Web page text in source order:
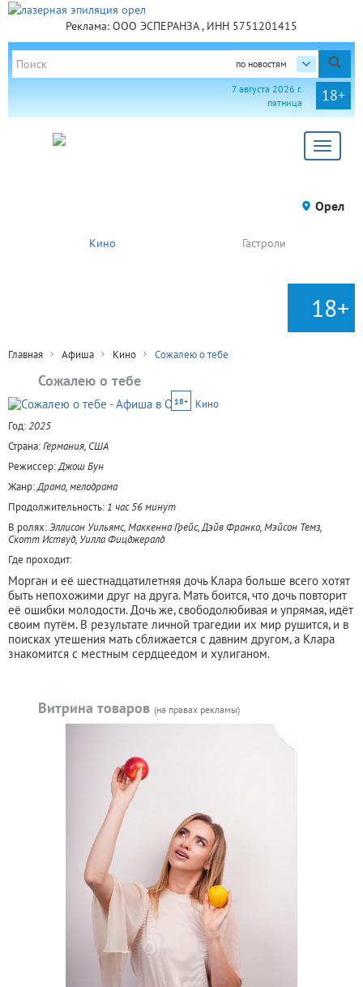
Реклама: ООО ЭСПЕРАНЗА , ИНН 5751201415
по новостям
18+
7 августа 2026 г.
пятница
Toggle
Орел
Кино Гастроли
18+
Главная Афиша Кино Сожалею о тебе
Сожалею о тебе
18+
Кино
Год:2025
Страна:Германия, США
Режиссер:Джош Бун
Жанр:Драма, мелодрама
Продолжительность: 1 час 56 минут
В ролях:Эллисон Уильямс, Маккенна Грейс, Дэйв Франко, Мэйсон Темз,
Скотт Иствуд, Уилла Фицджералд
Где проходит:
Морган и её шестнадцатилетняя дочь Клара больше всего хотят
быть непохожими друг на друга. Мать боится, что дочь повторит
её ошибки молодости. Дочь же, свободолюбивая и упрямая, идёт
своим путём. В результате личной трагедии их мир рушится, и в
поисках утешения мать сближается с давним другом, а Клара
знакомится с местным сердцеедом и хулиганом.
Витрина товаров (на правах рекламы)